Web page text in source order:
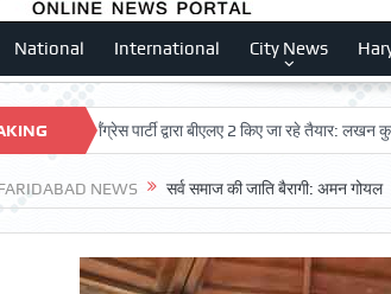
National International City News
पार्टी द्वारा बीएलए 2 किए जा रहे तैयार: लखन कुमार सिंगला
NEWS सर्व समाज की जाति बैरागी: अमन गोयल